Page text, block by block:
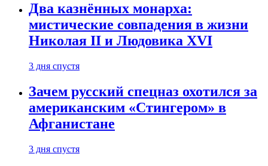
Два казнённых монарха:
мистические совпадения в жизни
Николая II и Людовика XVI
3 дня спустя
Зачем русский спецназ охотился за
американским «Стингером» в
Афганистане
3 дня спустя